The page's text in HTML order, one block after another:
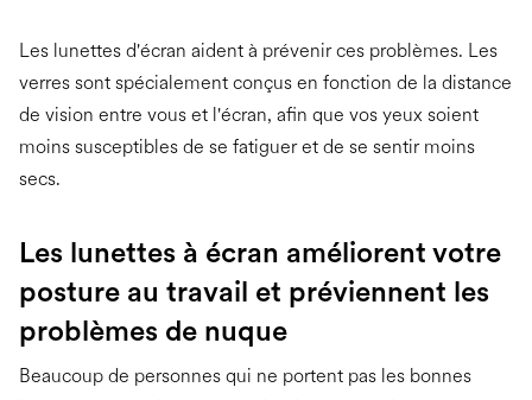
Les lunettes d'écran aident à prévenir ces problèmes. Les
verres sont spécialement conçus en fonction de la distance
de vision entre vous et l'écran, afin que vos yeux soient
moins susceptibles de se fatiguer et de se sentir moins
secs.
Les lunettes à écran améliorent votre
posture au travail et préviennent les
problèmes de nuque
Beaucoup de personnes qui ne portent pas les bonnes